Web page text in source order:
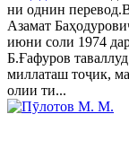
ни однин
Азамат
июни соли 1974
Б.Ғафуров
миллаташ тоҷик,
олии ти...